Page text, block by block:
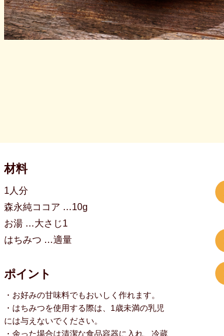
材料
1人分
森永純ココア …10g
お湯 …大さじ1
はちみつ …適量
ポイント
・お好みの甘味料でもおいしく作れます。
・はちみつを使用する際は、1歳未満の乳児
には与えないでください。
・余った場合は清潔な食品容器に入れ、冷蔵